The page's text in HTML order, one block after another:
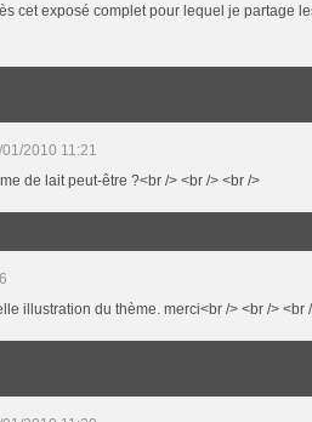
cet exposé complet pour lequel je partage
01/2010 11:21
de lait peut-être ?<br /> <br /> <br />
illustration du thème. merci<br /> <br /> <br